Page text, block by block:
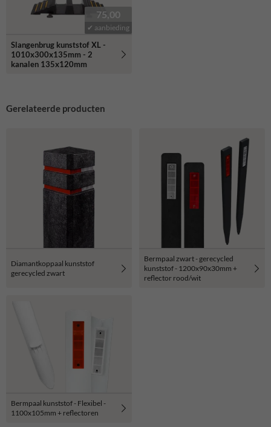
75,00
✔ aanbieding
Slangenbrug kunststof XL -
1010x300x135mm - 2
kanalen 135x120mm
Gerelateerde producten
Diamantkoppaal kunststof
gerecycled zwart
Bermpaal zwart - gerecycled
kunststof - 1200x90x30mm +
reflector rood/wit
Bermpaal kunststof - Flexibel -
1100x105mm + reflectoren